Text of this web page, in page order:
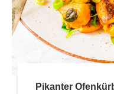
Pikanter